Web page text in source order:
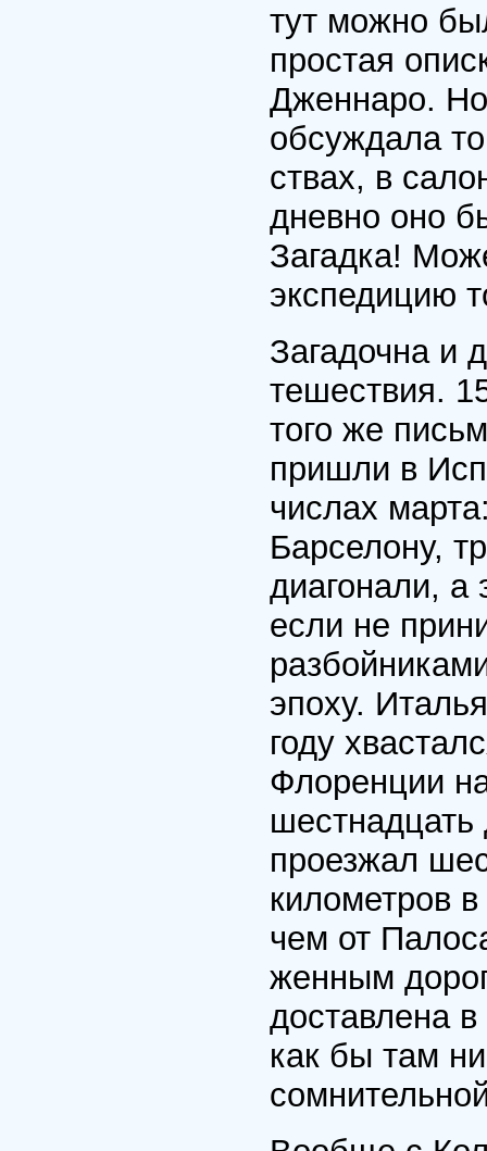
тут можно
простая
Дженнаро.
обсуждала
ствах, в
дневно оно
Загад­ка!
экспе­дицию
Загадочна и
тешествия.
того же
пришли в
числах
Барселону,
диагонали, а
если не
эпоху.
году
Флоренции
шестнадцать
проезжал
километров
чем от
женным
доставле­на
как бы там